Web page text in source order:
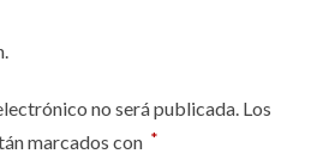
no será publicada. Los
marcados con *